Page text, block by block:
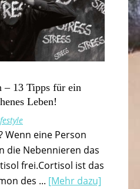
– 13 Tipps für ein
Leben!
Wenn eine Person
die Nebennieren das
frei.Cortisol ist das
des ... [Mehr dazu]